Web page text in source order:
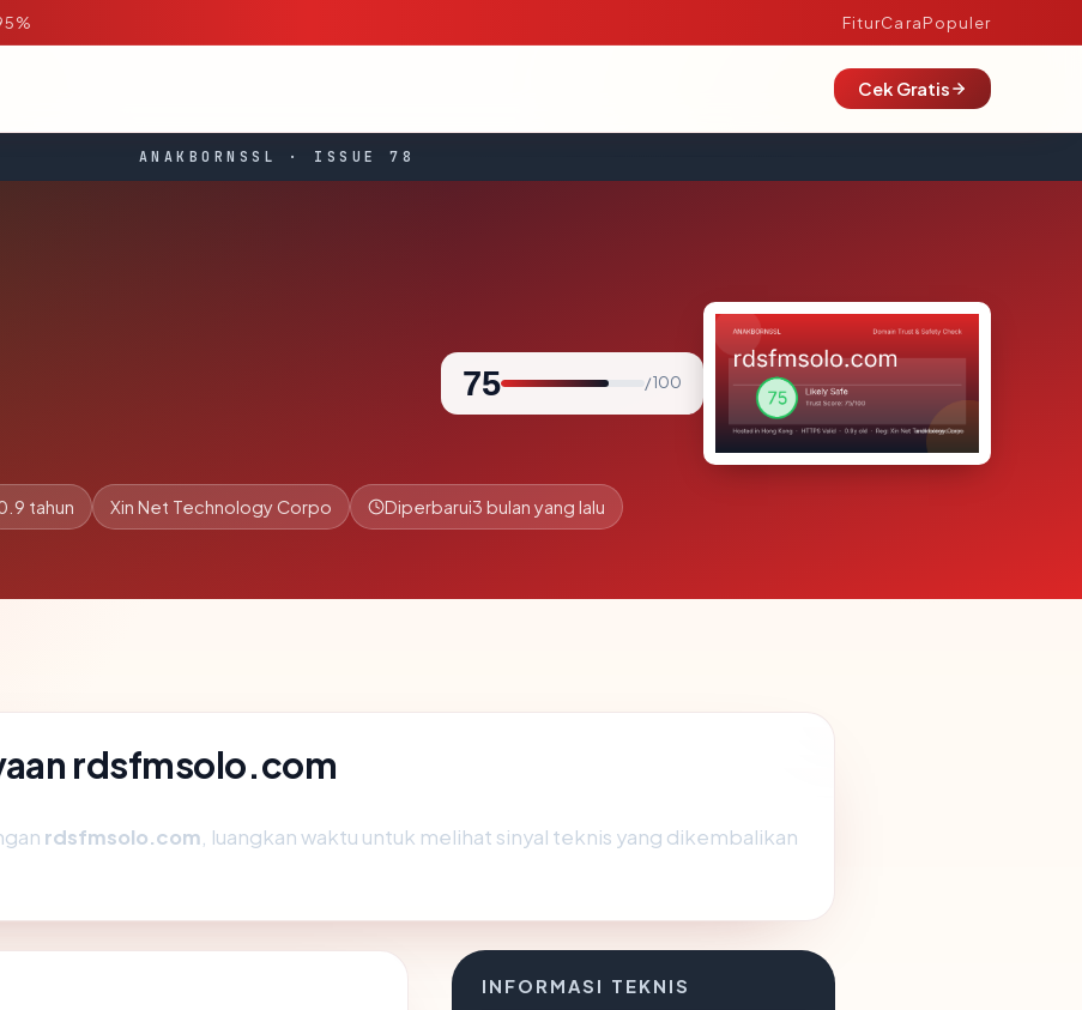
FiturCaraPopuler
Cek Gratis
ANAKBORNSSL · ISSUE 78
75 / 100
tahun Xin Net Technology Corpo Diperbarui3 bulan yang lalu
rdsfmsolo.com
rdsfmsolo.com , luangkan waktu untuk melihat sinyal teknis yang dikembalikan
INFORMASI TEKNIS